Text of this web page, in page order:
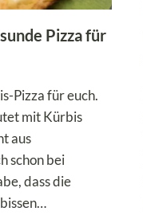
Pizza für
Pizza für euch.
mit Kürbis
aus
schon bei
dass die